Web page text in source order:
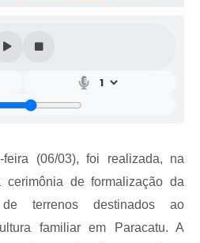
(06/03), foi realizada, na
de formalização da
terrenos destinados ao
familiar em Paracatu. A